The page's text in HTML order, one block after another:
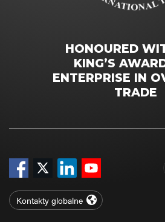
HONOURED
KING’S
ENTERPRISE IN
TRADE
Kontakty globalne